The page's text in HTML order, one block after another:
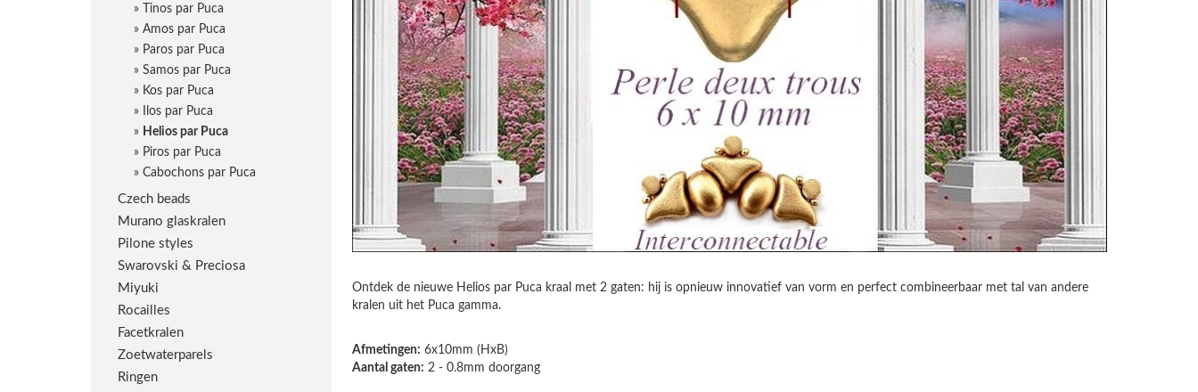
»
Tinos par Puca
» Amos par Puca
» Paros par Puca
» Samos par Puca
» Kos par Puca
»
Ilos par Puca
» Helios par Puca
» Piros par Puca
» Cabochons par Puca
Czech beads
Murano glaskralen
Pilone styles
Swarovski & Preciosa
Miyuki
Rocailles
Facetkralen
Zoetwaterparels
Ringen
Ontdek de nieuwe Helios par Puca kraal met 2 gaten: hij is opnieuw innovatief van vorm en perfect combineerbaar met tal van andere
kralen uit het Puca gamma.
Afmetingen: 6x10mm (HxB)
Aantal gaten: 2 - 0.8mm doorgang